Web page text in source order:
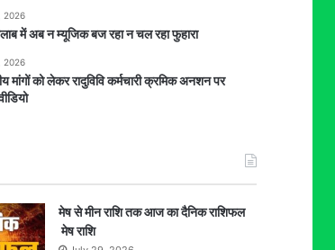
2026
में अब न म्यूजिक बज रहा न चल रहा फुहारा
2026
मांगों को लेकर रादुविवि कर्मचारी क्रमिक अनशन पर
मेष से मीन राशि तक आज का दैनिक राशिफल
मेष राशि